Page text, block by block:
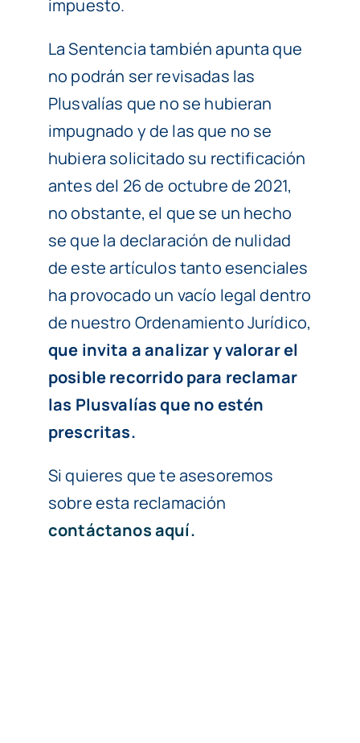
impuesto.
La Sentencia también apunta que
no podrán ser revisadas las
Plusvalías que no se hubieran
impugnado y de las que no se
hubiera solicitado su rectificación
antes del 26 de octubre de 2021,
no obstante, el que se un hecho
se que la declaración de nulidad
de este artículos tanto esenciales
ha provocado un vacío legal dentro
de nuestro Ordenamiento Jurídico,
que invita a analizar y valorar el
posible recorrido para reclamar
las Plusvalías que no estén
prescritas.
Si quieres que te asesoremos
sobre esta reclamación
contáctanos aquí.